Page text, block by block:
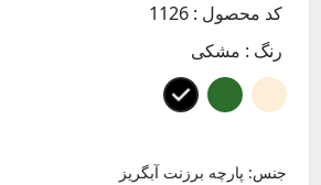
کد محصول : 1126
رنگ : مشکی
جنس: پارچه برزنت آبگریز